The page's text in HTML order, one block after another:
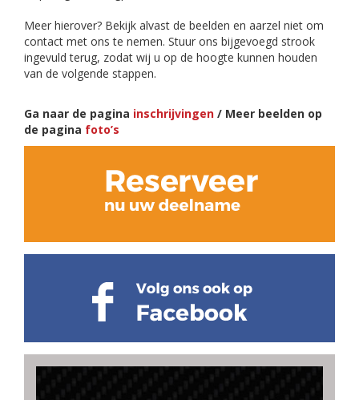
Meer hierover? Bekijk alvast de beelden en aarzel niet om
contact met ons te nemen. Stuur ons bijgevoegd strook
ingevuld terug, zodat wij u op de hoogte kunnen houden
van de volgende stappen.
Ga naar de pagina inschrijvingen / Meer beelden op
de pagina foto’s